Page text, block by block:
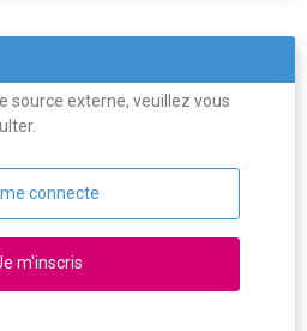
source externe, veuillez vous
connecte
m'inscris